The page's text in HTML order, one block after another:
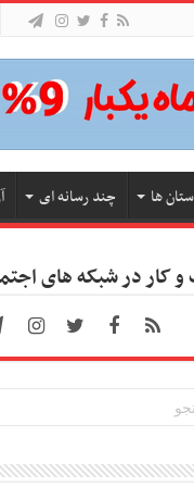
ها چند رسانه ای
کار در شبکه های